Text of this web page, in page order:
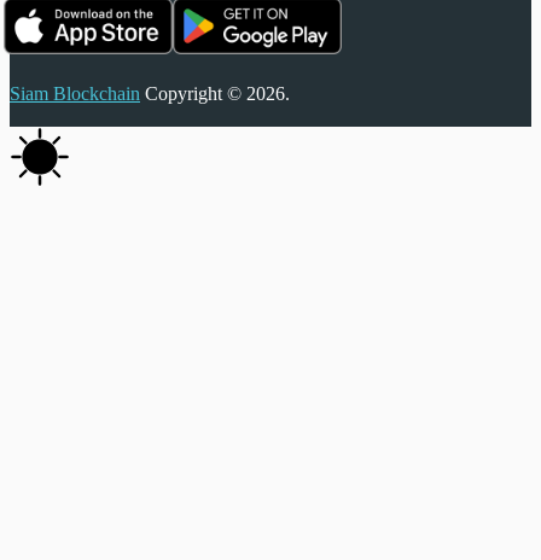
Siam Blockchain Copyright © 2026.